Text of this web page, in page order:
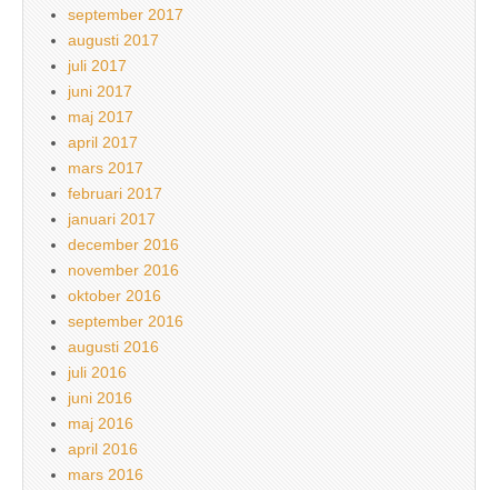
september 2017
augusti 2017
juli 2017
juni 2017
maj 2017
april 2017
mars 2017
februari 2017
januari 2017
december 2016
november 2016
oktober 2016
september 2016
augusti 2016
juli 2016
juni 2016
maj 2016
april 2016
mars 2016